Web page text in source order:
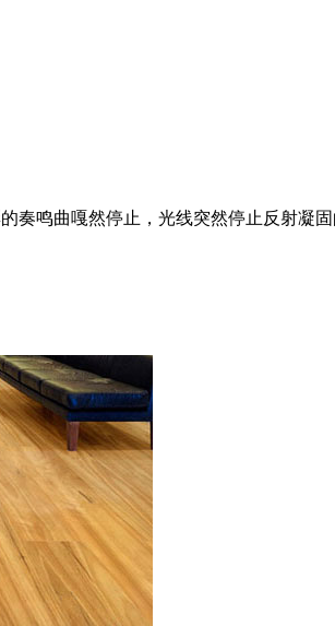
奏鸣曲嘎然停止，光线突然停止反射凝